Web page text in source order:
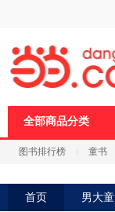
全部商品分类
图书排行榜 童书
首页 男大童
页